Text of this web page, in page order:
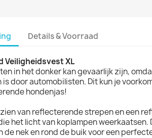
Details & Voorraad
Veiligheidsvest XL
in het donker kan gevaarlijk zijn,
door automobilisten. Dit kun je
hondenjas!
van reflecterende strepen en een
het licht van koplampen weerkaatsen.
de nek en rond de buik voor een